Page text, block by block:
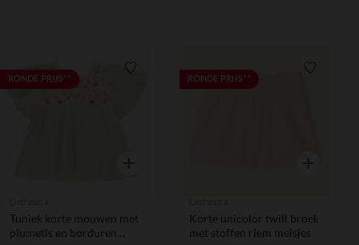
RONDE PRIJS** Verlanglijstje.
Snel overzicht
Tuniek korte mouwen met
plumetis en borduren
RONDE PRIJS**
Snel
Korte unicolor twill broek
met stoffen riem meisjes